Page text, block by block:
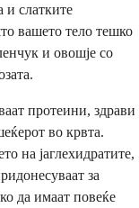
и слатките
вашето тело тешко
и овошје со
протеини, здрави
во крвта.
на јаглехидратите,
за
да имаат повеќе